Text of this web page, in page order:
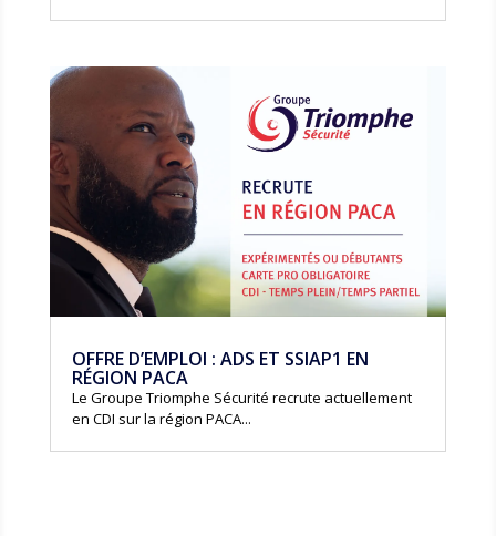
OFFRE D’EMPLOI : ADS ET SSIAP1 EN
RÉGION PACA
Le Groupe Triomphe Sécurité recrute actuellement
en CDI sur la région PACA...